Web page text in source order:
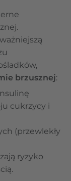
brzusznej:
cukrzycy i
(przewlekły
ryzyko